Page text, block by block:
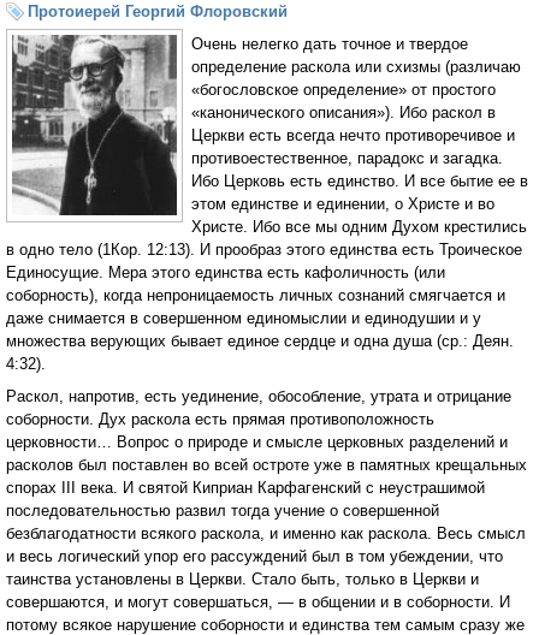
Протоиерей Георгий Флоровский
Очень нелегко дать точное и твердое
определение раскола или схизмы (различаю
«богословское определение» от простого
«канонического описания»). Ибо раскол в
Церкви есть всегда нечто противоречивое и
противоестественное, парадокс и загадка.
Ибо Церковь есть единство. И все бытие ее в
этом единстве и единении, о Христе и во
Христе. Ибо все мы одним Духом крестились
в одно тело (1Кор. 12:13). И прообраз этого единства есть Троическое
Единосущие. Мера этого единства есть кафоличность (или
соборность), когда непроницаемость личных сознаний смягчается и
даже снимается в совершенном единомыслии и единодушии и у
множества верующих бывает единое сердце и одна душа (ср.: Деян.
4:32).
Раскол, напротив, есть уединение, обособление, утрата и отрицание
соборности. Дух раскола есть прямая противоположность
церковности… Вопрос о природе и смысле церковных разделений и
расколов был поставлен во всей остроте уже в памятных крещальных
спорах III века. И святой Киприан Карфагенский с неустрашимой
последовательностью развил тогда учение о совершенной
безблагодатности всякого раскола, и именно как раскола. Весь смысл
и весь логический упор его рассуждений был в том убеждении, что
таинства установлены в Церкви. Стало быть, только в Церкви и
совершаются, и могут совершаться, — в общении и в соборности. И
потому всякое нарушение соборности и единства тем самым сразу же